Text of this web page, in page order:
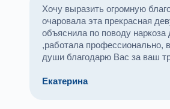
Хочу выразить огромную
очаровала эта прекрасная
объяснила по поводу
,работала профессионально,
души благодарю Вас за ваш
Екатерина